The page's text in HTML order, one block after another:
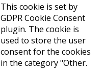
This cookie is set by
GDPR Cookie Consent
plugin. The cookie is
used to store the user
consent for the cookies
in the category "Other.